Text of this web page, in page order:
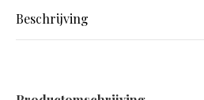
Beschrijving